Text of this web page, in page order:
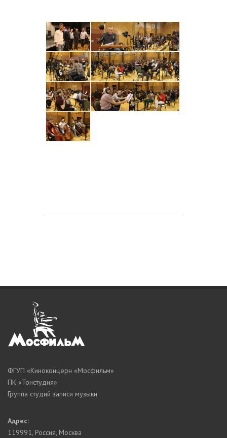
ФГУП «Киноконцерн «Мосфильм»
ПК «Тонстудия»
Группа студий записи музыки
Адрес:
119991, Россия, Москва